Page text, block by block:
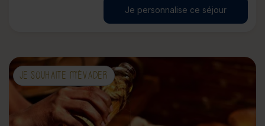
Je personnalise ce séjour
JE SOUHAITE M'ÉVADER